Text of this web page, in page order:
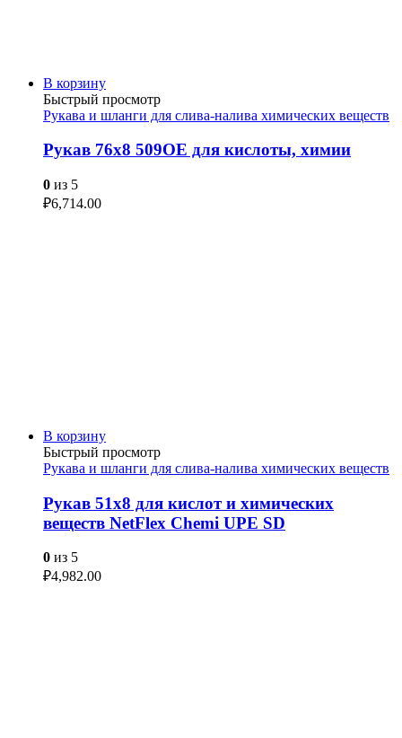
В корзину
Быстрый просмотр
Рукава и шланги для слива-налива химических веществ
Рукав 76х8 509OE для кислоты, химии
0 из 5
₽6,714.00
В корзину
Быстрый просмотр
Рукава и шланги для слива-налива химических веществ
Рукав 51х8 для кислот и химических
веществ NetFlex Chemi UPE SD
0 из 5
₽4,982.00